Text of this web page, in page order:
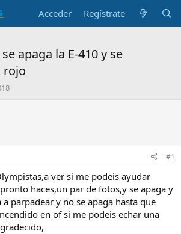
Acceder Regístrate
apaga la E-410 y se
rojo
#1
ver si me podeis ayudar
haces,un par de fotos,y se apaga y
parpadear y no se apaga hasta que
en of si me podeis echar una